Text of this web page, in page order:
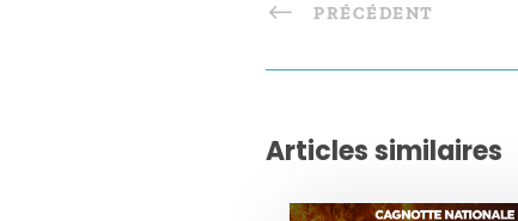
PRÉCÉDENT
Articles similaires